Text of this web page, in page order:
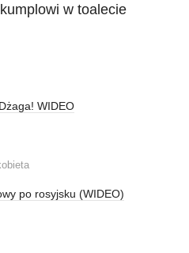
w toalecie
WIDEO
po rosyjsku (WIDEO)